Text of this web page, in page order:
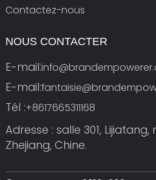
Contactez-nous
NOUS CONTACTER
E-mail:
E-mail:
Tél :+8617665311168
Adresse : salle 301, Lijiatang,
Zhejiang, Chine.